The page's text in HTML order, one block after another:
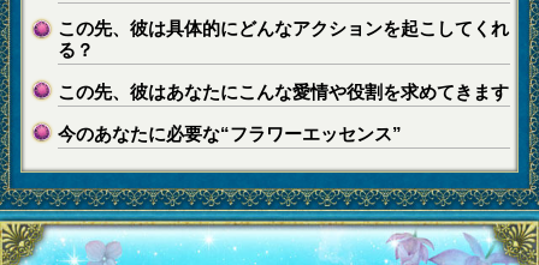
この先、彼は具体的にどんなアクションを起こしてくれ
る？
この先、彼はあなたにこんな愛情や役割を求めてきます
今のあなたに必要な“フラワーエッセンス”